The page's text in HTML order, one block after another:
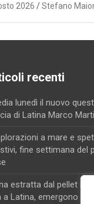
2026 Stefano
recenti
lunedì il nuovo
di Latina Marco
a mare e
fine settimana del
estratta dal pellet in
a Latina, emergono